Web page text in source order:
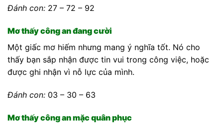
Đánh con: 27 – 72 – 92
Mơ thấy công an đang cười
Một giấc mơ hiếm nhưng mang ý nghĩa tốt. Nó cho
thấy bạn sắp nhận được tin vui trong công việc, hoặc
được ghi nhận vì nỗ lực của mình.
Đánh con: 03 – 30 – 63
Mơ thấy công an mặc quân phục